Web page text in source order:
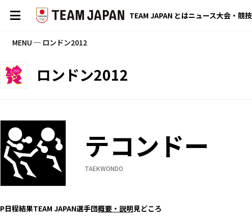
TEAM JAPAN とはニュース大会・競技
MENU ─ ロンドン2012
ロンドン2012
テコンドー
TAEKWONDO
日程結果TEAM JAPAN選手団概要・説明見どころ